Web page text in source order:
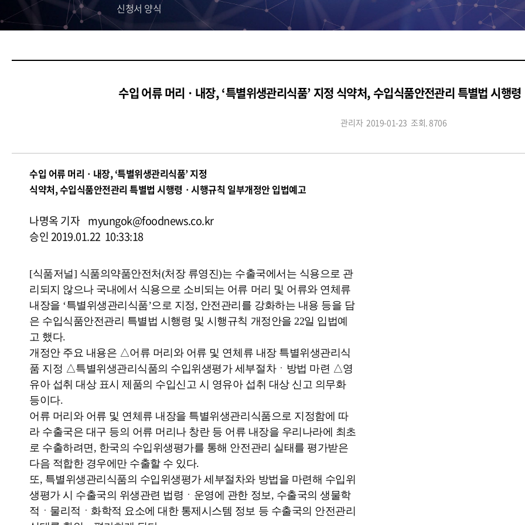
신청서 양식
수입 어류 머리ㆍ내장, ‘특별위생관리식품’ 지정 식약처, 수입식품안전관리 특별법 시행
관리자 2019-01-23 조회. 8706
수입 어류 머리ㆍ내장, ‘특별위생관리식품’ 지정
식약처, 수입식품안전관리 특별법 시행령ㆍ시행규칙 일부개정안 입법예고
나명옥 기자 myungok@foodnews.co.kr
승인 2019.01.22 10:33:18
[식품저널] 식품의약품안전처(처장 류영진)는 수출국에서는 식용으로 관
리되지 않으나 국내에서 식용으로 소비되는 어류 머리 및 어류와 연체류
내장을 ‘특별위생관리식품’으로 지정, 안전관리를 강화하는 내용 등을 담
은 수입식품안전관리 특별법 시행령 및 시행규칙 개정안을 22일 입법예
고 했다.
개정안 주요 내용은 △어류 머리와 어류 및 연체류 내장 특별위생관리식
품 지정 △특별위생관리식품의 수입위생평가 세부절차ㆍ방법 마련 △영
유아 섭취 대상 표시 제품의 수입신고 시 영유아 섭취 대상 신고 의무화
등이다.
어류 머리와 어류 및 연체류 내장을 특별위생관리식품으로 지정함에 따
라 수출국은 대구 등의 어류 머리나 창란 등 어류 내장을 우리나라에 최초
로 수출하려면, 한국의 수입위생평가를 통해 안전관리 실태를 평가받은
다음 적합한 경우에만 수출할 수 있다.
또, 특별위생관리식품의 수입위생평가 세부절차와 방법을 마련해 수입위
생평가 시 수출국의 위생관련 법령ㆍ운영에 관한 정보, 수출국의 생물학
적ㆍ물리적ㆍ화학적 요소에 대한 통제시스템 정보 등 수출국의 안전관리